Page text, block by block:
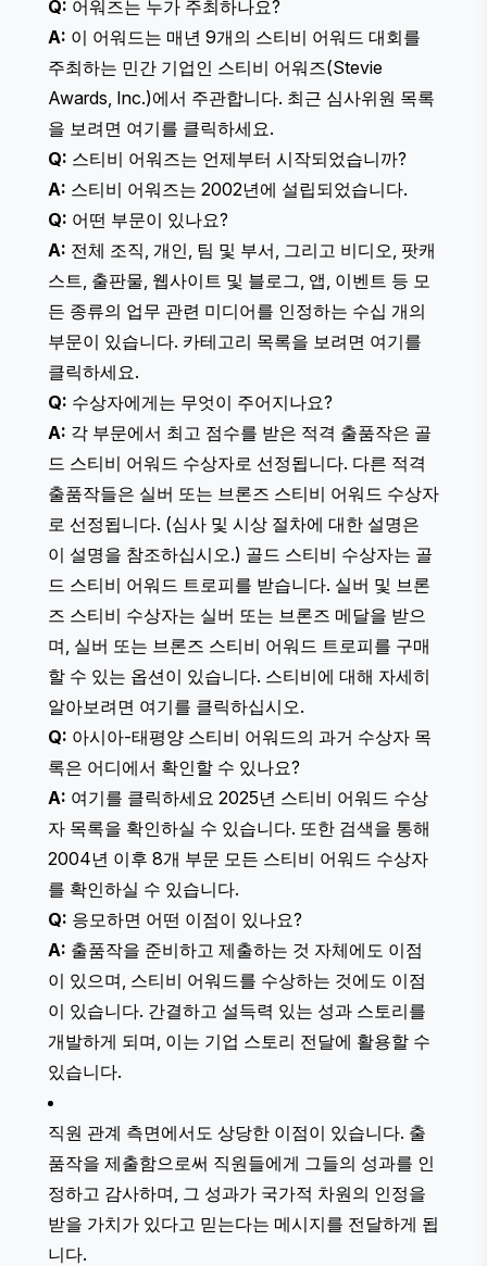
Q: 어워즈는 누가 주최하나요?
A: 이 어워드는 매년 9개의 스티비 어워드 대회를
주최하는 민간 기업인 스티비 어워즈(Stevie
Awards, Inc.)에서 주관합니다. 최근 심사위원 목록
을 보려면 여기를 클릭하세요.
Q: 스티비 어워즈는 언제부터 시작되었습니까?
A: 스티비 어워즈는 2002년에 설립되었습니다.
Q: 어떤 부문이 있나요?
A: 전체 조직, 개인, 팀 및 부서, 그리고 비디오, 팟캐
스트, 출판물, 웹사이트 및 블로그, 앱, 이벤트 등 모
든 종류의 업무 관련 미디어를 인정하는 수십 개의
부문이 있습니다. 카테고리 목록을 보려면 여기를
클릭하세요.
Q: 수상자에게는 무엇이 주어지나요?
A: 각 부문에서 최고 점수를 받은 적격 출품작은 골
드 스티비 어워드 수상자로 선정됩니다. 다른 적격
출품작들은 실버 또는 브론즈 스티비 어워드 수상자
로 선정됩니다. (심사 및 시상 절차에 대한 설명은
이 설명을 참조하십시오.) 골드 스티비 수상자는 골
드 스티비 어워드 트로피를 받습니다. 실버 및 브론
즈 스티비 수상자는 실버 또는 브론즈 메달을 받으
며, 실버 또는 브론즈 스티비 어워드 트로피를 구매
할 수 있는 옵션이 있습니다. 스티비에 대해 자세히
알아보려면 여기를 클릭하십시오.
Q: 아시아-태평양 스티비 어워드의 과거 수상자 목
록은 어디에서 확인할 수 있나요?
A: 여기를 클릭하세요 2025년 스티비 어워드 수상
자 목록을 확인하실 수 있습니다. 또한 검색을 통해
2004년 이후 8개 부문 모든 스티비 어워드 수상자
를 확인하실 수 있습니다.
Q: 응모하면 어떤 이점이 있나요?
A: 출품작을 준비하고 제출하는 것 자체에도 이점
이 있으며, 스티비 어워드를 수상하는 것에도 이점
이 있습니다. 간결하고 설득력 있는 성과 스토리를
개발하게 되며, 이는 기업 스토리 전달에 활용할 수
있습니다.
직원 관계 측면에서도 상당한 이점이 있습니다. 출
품작을 제출함으로써 직원들에게 그들의 성과를 인
정하고 감사하며, 그 성과가 국가적 차원의 인정을
받을 가치가 있다고 믿는다는 메시지를 전달하게 됩
니다.